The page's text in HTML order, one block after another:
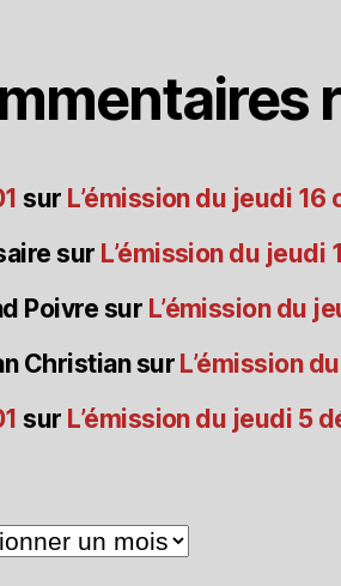
sur L’émission du jeudi 16
sur L’émission du jeudi
Poivre sur L’émission du
Christiansur L’émission
sur L’émission du jeudi 5